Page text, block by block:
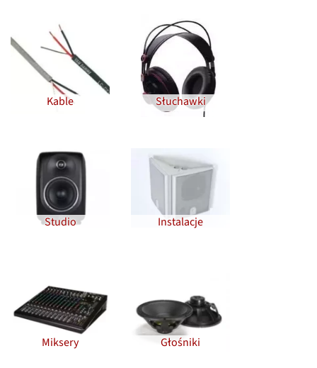
Kable Słuchawki
Studio Instalacje
Miksery Głośniki